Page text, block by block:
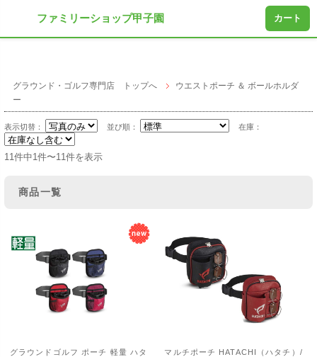
グラウンド・ゴルフ専門店 トップへ
ウエストポーチ ＆ ボールホルダ
ー
表示切替： 並び順： 在庫：
11件中1件〜11件を表示
商品一覧
グラウンドゴルフ ポーチ 軽量 ハタ
マルチポーチ HATACHI（ハタチ）/
ファミリーショップ甲子園 カート